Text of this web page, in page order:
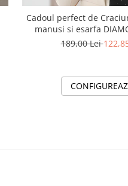
Cadoul perfect de Craciun set 2in1
manusi si esarfa
D50314
189,00 Lei